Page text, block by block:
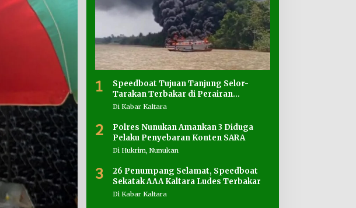
1
Speedboat Tujuan Tanjung Selor-
Tarakan Terbakar di Perairan
Salimbatu
Di Kabar Kaltara
2
Polres Nunukan Amankan 3 Diduga
Pelaku Penyebaran Konten SARA
Di Hukrim, Nunukan
3
26 Penumpang Selamat, Speedboat
Sekatak AAA Kaltara Ludes Terbakar
Di Kabar Kaltara